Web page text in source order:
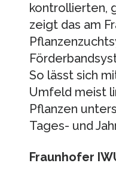
kontrollierten,
zeigt das am
So lässt sich
Umfeld meist
Pflanzen
Tages- und
Fraunhofer